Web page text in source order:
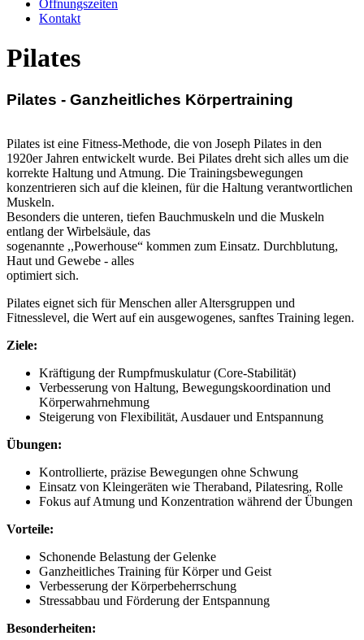
Öffnungszeiten
Kontakt
Pilates
Pilates - Ganzheitliches Körpertraining
Pilates ist eine Fitness-Methode, die von Joseph Pilates in den
1920er Jahren entwickelt wurde. Bei Pilates dreht sich alles um die
korrekte Haltung und Atmung. Die Trainingsbewegungen
konzentrieren sich auf die kleinen, für die Haltung verantwortlichen
Muskeln.
Besonders die unteren, tiefen Bauchmuskeln und die Muskeln
entlang der Wirbelsäule, das
sogenannte ,,Powerhouse“ kommen zum Einsatz. Durchblutung,
Haut und Gewebe - alles
optimiert sich.
Pilates eignet sich für Menschen aller Altersgruppen und
Fitnesslevel, die Wert auf ein ausgewogenes, sanftes Training legen.
Ziele:
Kräftigung der Rumpfmuskulatur (Core-Stabilität)
Verbesserung von Haltung, Bewegungskoordination und
Körperwahrnehmung
Steigerung von Flexibilität, Ausdauer und Entspannung
Übungen:
Kontrollierte, präzise Bewegungen ohne Schwung
Einsatz von Kleingeräten wie Theraband, Pilatesring, Rolle
Fokus auf Atmung und Konzentration während der Übungen
Vorteile:
Schonende Belastung der Gelenke
Ganzheitliches Training für Körper und Geist
Verbesserung der Körperbeherrschung
Stressabbau und Förderung der Entspannung
Besonderheiten: